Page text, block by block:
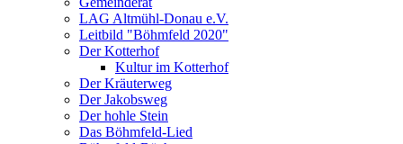
LAG Altmühl-Donau e.V.
Leitbild "Böhmfeld 2020"
Der Kotterhof
Kultur im Kotterhof
Der Kräuterweg
Der Jakobsweg
Der hohle Stein
Das Böhmfeld-Lied